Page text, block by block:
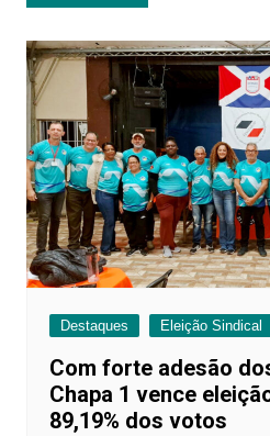
de
Post
Destaques Eleição Sindical
Com forte adesão
Chapa 1 vence
89,19% dos votos